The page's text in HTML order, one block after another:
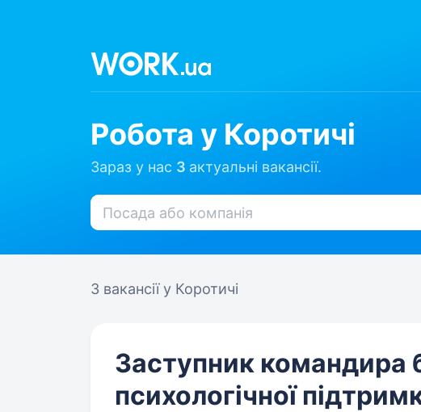
Робота у Коротичі
Зараз у нас 3 актуальні вакансії.
3 вакансіїу Коротичі
Заступник командира
психологічної